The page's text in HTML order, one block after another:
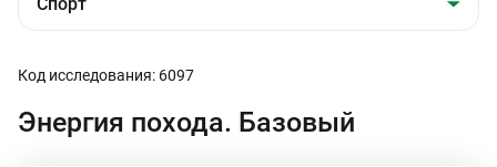
Код исследования: 6097
Энергия похода. Базовый